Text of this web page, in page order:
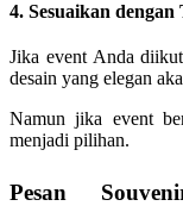
4. Sesuaikan
Jika event Anda
desain yang elegan
Namun jika event
menjadi pilihan.
Pesan